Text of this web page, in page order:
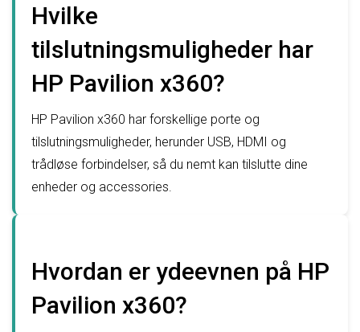
Hvilke
tilslutningsmuligheder har
HP Pavilion x360?
HP Pavilion x360 har forskellige porte og
tilslutningsmuligheder, herunder USB, HDMI og
trådløse forbindelser, så du nemt kan tilslutte dine
enheder og accessories.
Hvordan er ydeevnen på HP
Pavilion x360?